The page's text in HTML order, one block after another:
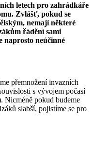
letech pro zahrádkáře
Zvlášť, pokud se
nemají některé
řádění sami
naprosto neúčinné
přemnožení invazních
s vývojem počasí
Nicméně pokud budeme
slabší, pojistíme se pro